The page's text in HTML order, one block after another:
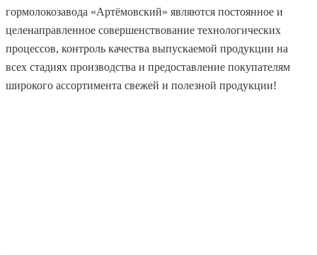
гормолокозавода «Артёмовский» являются постоянное и
целенаправленное совершенствование технологических
процессов, контроль качества выпускаемой продукции на
всех стадиях производства и предоставление покупателям
широкого ассортимента свежей и полезной продукции!